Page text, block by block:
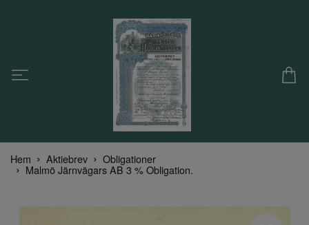
Hem Aktiebrev Obligationer
Malmö Järnvägars AB 3 % Obligation.